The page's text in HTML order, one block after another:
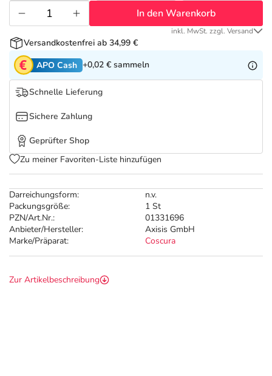
Tierapotheke
Vitamine & Mineralstoffe
Salus Deals
Darreichungsform:
n.v.
Packungsgröße:
1 St
PZN/Art.Nr.:
01331696
Anbieter/Hersteller:
Axisis GmbH
Marke/Präparat:
Coscura
In den Warenkorb
inkl. MwSt. zzgl. Versand
Versandkostenfrei ab 34,99 €
APO Cash +0,02 € sammeln
Schnelle Lieferung
Sichere Zahlung
Geprüfter Shop
Zu meiner Favoriten-Liste hinzufügen
Zur Artikelbeschreibung